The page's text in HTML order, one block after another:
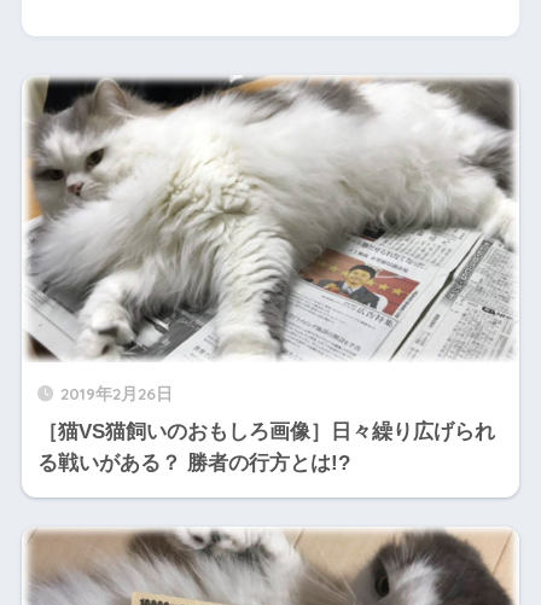
2019年2月26日
［猫VS猫飼いのおもしろ画像］日々繰り広げられ
る戦いがある？ 勝者の行方とは!?